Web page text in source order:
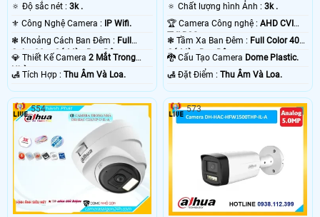
🔅 Độ sắc nét : 3k .
⚜️ Công Nghệ Camera : IP Wifi.
❃ Khoảng Cách Ban Đêm : Full
Color 30m Có Màu Ban Ðêm.
💎 Thiết Kế Camera 2 Mắt Trong
Nhà.
️🛃 Tích Hợp : Thu Âm Và Loa.
🔅 Chất lượng hình Ảnh :3k .
🏆 Camera Công nghệ :AHD CVI
TVI BCS.
❃ Tầm Xa Ban Đêm : Full Color 40m
Có Màu Ban Ðêm.
🐉️ Cấu Tạo Camera Dome Plastic.
️🛃 Đặt Điểm :Thu Âm Và Loa.
554 573